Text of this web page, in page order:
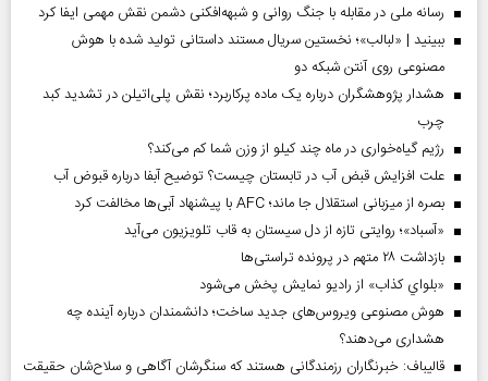
رسانه ملی در مقابله با جنگ روانی و شبهه‌افکنی دشمن نقش مهمی ایفا کرد
ببینید | «لبالب»؛ نخستین سریال مستند داستانی تولید شده با هوش
مصنوعی روی آنتن شبکه دو
هشدار پژوهشگران درباره یک ماده پرکاربرد؛ نقش پلی‌اتیلن در تشدید کبد
چرب
رژیم گیاه‌خواری در ماه چند کیلو از وزن شما کم می‌کند؟
علت افزایش قبض آب در تابستان چیست؟ توضیح آبفا درباره قبوض آب
بصره از میزبانی استقلال جا ماند؛ AFC با پیشنهاد آبی‌ها مخالفت کرد
«آسباد»؛ روایتی تازه از دل سیستان به قاب تلویزیون می‌آید
بازداشت ۲۸ متهم در پرونده تراستی‌ها
«بلواي کذاب» از رادیو نمایش پخش می‌شود
هوش مصنوعی ویروس‌های جدید ساخت؛ دانشمندان درباره آینده چه
هشداری می‌دهند؟
قالیباف: خبرنگاران رزمندگانی هستند که سنگرشان آگاهی و سلاح‌شان حقیقت